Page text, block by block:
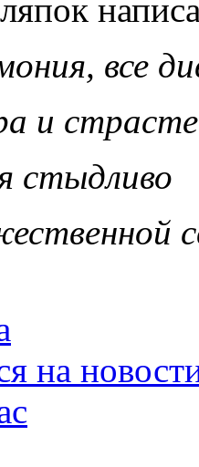
все
и
стыдливо
на